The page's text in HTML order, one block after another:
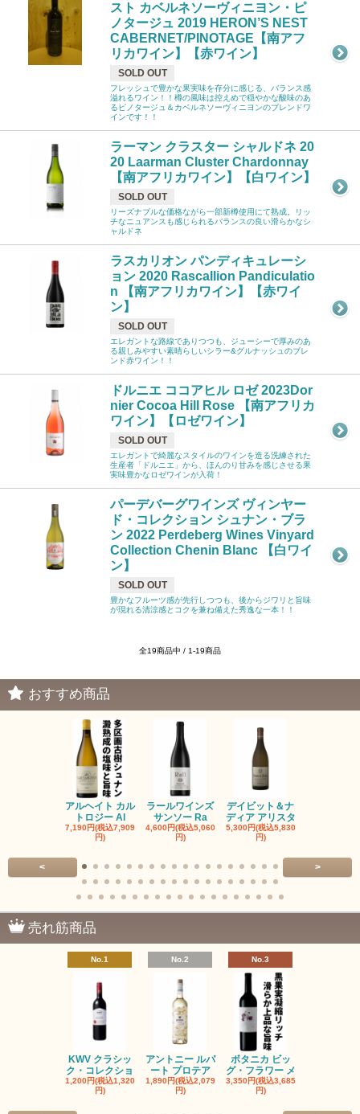
スト カベルネソーヴィニヨン・ピ
ノタージュ 2019 HERON’S NEST
CABERNET/PINOTAGE【南アフ
リカワイン】【赤ワイン】
SOLD OUT
フレッシュで豊かな果実味を存分に感じる、バランス感
溢れるワイン！！樽の風味は控えめで穏やかな酸味のあ
るピノタージュ＆カベルネソーヴィニヨンのブレンドワ
インです！！
ラーマン クラスター シャルドネ 20
20 Laarman Cluster Chardonnay
【南アフリカワイン】【白ワイン】
SOLD OUT
リーズナブルな価格ながら一部新樽使用にて熟成。リッ
チなニュアンスも感じられるバランスの良い滑らかなシ
ャルドネ
ラスカリオン パンディキュレーシ
ョン 2020 Rascallion Pandiculatio
n 【南アフリカワイン】【赤ワイ
ン】
SOLD OUT
エレガントな路線でありつつも、ジューシーで厚みのあ
る親しみやすい素晴らしいシラー&グルナッシュのブレ
ンド赤ワイン！！
ドルニエ ココアヒル ロゼ 2023Dor
nier Cocoa Hill Rose 【南アフリカ
ワイン】【ロゼワイン】
SOLD OUT
エレガントで綺麗なスタイルのワインを造る洗練された
生産者「ドルニエ」から、ほんのり甘みを感じさせる果
実味豊かなロゼワインが入荷！
パーデバーグワインズ ヴィンヤー
ド・コレクション シュナン・ブラ
ン 2022 Perdeberg Wines Vinyard
Collection Chenin Blanc 【白ワイ
ン】
SOLD OUT
豊かなフルーツ感が先行しつつも、後からジワリと旨味
が現れる清涼感とコクを兼ね備えた秀逸な一本！！
全19商品中 / 1-19商品
おすすめ商品
アルヘイト カル
トロジー Al
7,190円(税込7,909
円)
ラールワインズ
サンソー Ra
4,600円(税込5,060
円)
デイビット＆ナ
ディア アリスタ
5,300円(税込5,830
円)
< >
売れ筋商品
No.1
KWV クラシッ
ク・コレクショ
1,200円(税込1,320
円)
No.2
アントニー ルパ
ート プロテア
1,890円(税込2,079
円)
No.3
ボタニカ ビッ
グ・フラワー メ
3,350円(税込3,685
円)